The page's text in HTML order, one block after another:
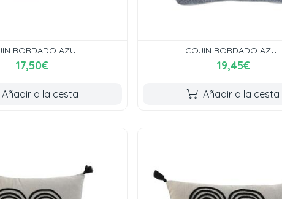
BORDADO AZUL
17,50€
Añadir a la cesta
COJIN BORDADO AZUL
19,45€
Añadir a la cesta